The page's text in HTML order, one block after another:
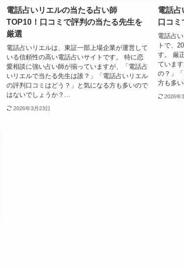
電話占いリエルの当たる占い師
TOP10！口コミで評判の当たる先生を
厳選
電話占いリエルは、東証一部上場企業が運営して
いる信頼性の高い電話占いサイトです。 特に恋
愛相談に強い占い師が揃っていますが、「電話占
いリエルで当たる先生は誰？」「電話占いリエル
の評判口コミはどう？」と気になる方も多いので
はないでしょうか？...
2026年3月23日
電話占
口コ
電話占
トで、
す。 厳
ていま
の？」
方も多
2026年